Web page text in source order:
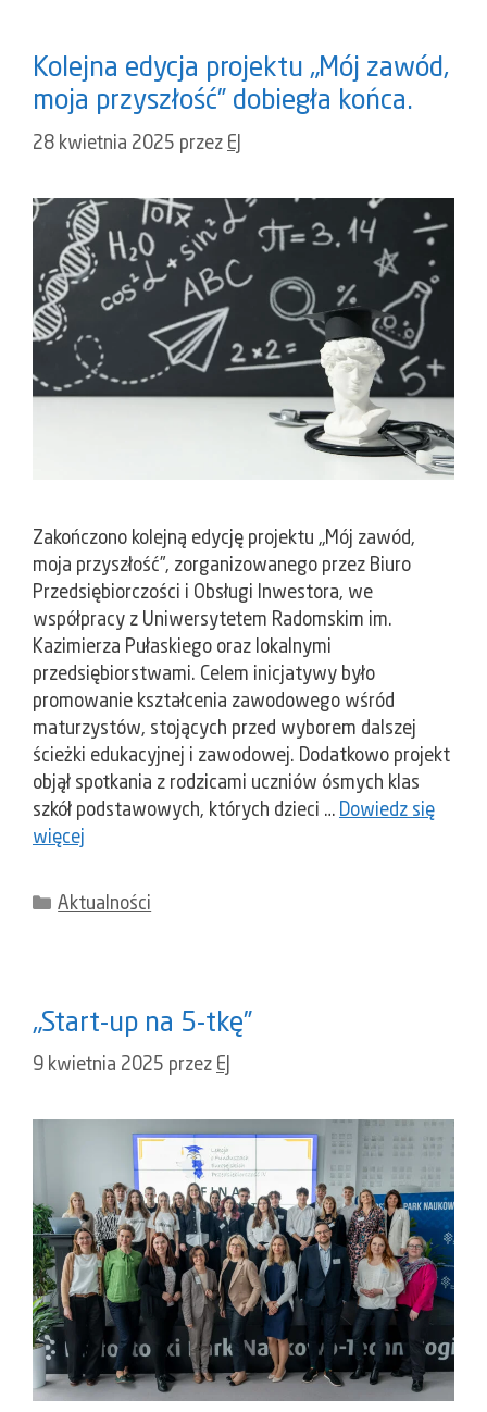
Kolejna edycja projektu „Mój zawód,
moja przyszłość” dobiegła końca.
28 kwietnia 2025 przez EJ
Zakończono kolejną edycję projektu „Mój zawód,
moja przyszłość”, zorganizowanego przez Biuro
Przedsiębiorczości i Obsługi Inwestora, we
współpracy z Uniwersytetem Radomskim im.
Kazimierza Pułaskiego oraz lokalnymi
przedsiębiorstwami. Celem inicjatywy było
promowanie kształcenia zawodowego wśród
maturzystów, stojących przed wyborem dalszej
ścieżki edukacyjnej i zawodowej. Dodatkowo projekt
objął spotkania z rodzicami uczniów ósmych klas
szkół podstawowych, których dzieci … Dowiedz się
więcej
Kategorie
Aktualności
„Start-up na 5-tkę”
9 kwietnia 2025 przez EJ